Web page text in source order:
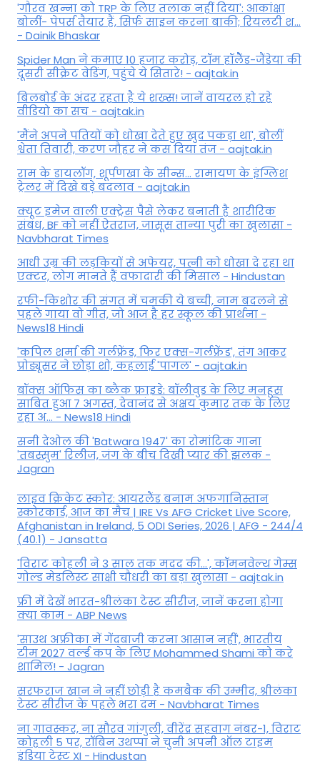
'गौरव खन्ना को TRP के लिए तलाक नहीं दिया': आकांक्षा
बोलीं- पेपर्स तैयार हैं, सिर्फ साइन करना बाकी; रियलटी श...
- Dainik Bhaskar
Spider Man ने कमाए 10 हजार करोड़, टॉम हॉलैेंड-जैंडेया की
दूसरी सीक्रेट वेडिंग, पहुंचे ये सितारे! - aajtak.in
बिलबोर्ड के अंदर रहता है ये शख्स! जानें वायरल हो रहे
वीडियो का सच - aajtak.in
'मैंने अपने पतियों को धोखा देते हुए खुद पकड़ा था', बोलीं
श्वेता तिवारी, करण जौहर ने कस दिया तंज - aajtak.in
राम के डायलॉग, शूर्पणखा के सीन्स... रामायण के इंग्लिश
ट्रेलर में दिखे बड़े बदलाव - aajtak.in
क्यूट इमेज वाली एक्ट्रेस पैसे लेकर बनाती है शारीरिक
संबंध, BF को नहीं ऐतराज, जासूस तान्‍या पुरी का खुलासा -
Navbharat Times
आधी उम्र की लड़कियों से अफेयर, पत्नी को धोखा दे रहा था
एक्टर, लोग मानते हैं वफादारी की मिसाल - Hindustan
रफी-किशोर की संगत में चमकी ये बच्ची, नाम बदलने से
पहले गाया वो गीत, जो आज है हर स्कूल की प्रार्थना -
News18 Hindi
'कपिल शर्मा की गर्लफ्रेंड, फिर एक्स-गर्लफ्रेंड', तंग आकर
प्रोड्यूसर ने छोड़ा शो, कहलाई 'पागल' - aajtak.in
बॉक्स ऑफिस का ब्लैक फ्राइडे: बॉलीवुड के लिए मनहूस
साबित हुआ 7 अगस्त, देवानंद से अक्षय कुमार तक के लिए
रहा अ... - News18 Hindi
सनी देओल की 'Batwara 1947' का रोमांटिक गाना
'तबस्सुम' रिलीज, जंग के बीच दिखी प्यार की झलक -
Jagran
लाइव क्रिकेट स्कोर: आयरलैंड बनाम अफगानिस्तान
स्कोरकार्ड, आज का मैच | IRE Vs AFG Cricket Live Score,
Afghanistan in Ireland, 5 ODI Series, 2026 | AFG - 244/4
(40.1) - Jansatta
'विराट कोहली ने 3 साल तक मदद की...', कॉमनवेल्थ गेम्स
गोल्ड मेडलिस्ट साक्षी चौधरी का बड़ा खुलासा - aajtak.in
फ्री में देखें भारत-श्रीलंका टेस्ट सीरीज, जानें करना होगा
क्या काम - ABP News
'साउथ अफ्रीका में गेंदबाजी करना आसान नहीं', भारतीय
टीम 2027 वर्ल्‍ड कप के लिए Mohammed Shami को करे
शामिल! - Jagran
सरफराज खान ने नहीं छोड़ी है कमबैक की उम्मीद, श्रीलंका
टेस्ट सीरीज के पहले भरा दम - Navbharat Times
ना गावस्कर, ना सौरव गांगुली, वीरेंद्र सहवाग नंबर-1, विराट
कोहली 5 पर, रॉबिन उथप्पा ने चुनी अपनी ऑल टाइम
इंडिया टेस्ट XI - Hindustan